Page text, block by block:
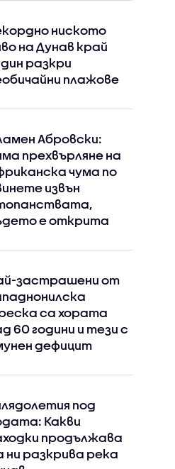
ниското
на Дунав край
разкри
плажове
Абровски:
прехвърляне на
чума по
извън
е открита
застрашени от
са хората
60 години и тези с
дефицит
под
Какви
продължава
ни разкрива река